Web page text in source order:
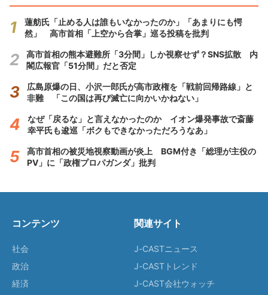
蓮舫氏「止める人は誰もいなかったのか」「あまりにも愕
然」 高市首相「上空から合掌」巡る投稿を批判
高市首相の熊本避難所「3分間」しか視察せず？SNS拡散 内
閣広報官「51分間」だと否定
広島原爆の日、小沢一郎氏が高市政権を「戦前回帰路線」と
非難 「この国は再び滅亡に向かいかねない」
なぜ「戻るな」と言えなかったのか イオン爆発事故で斎藤
幸平氏も逡巡「ボクもできなかっただろうなあ」
高市首相の被災地視察動画が炎上 BGM付き「総理が主役の
PV」に「政権プロパガンダ」批判
コンテンツ
社会
政治
経済
関連サイト
J-CASTニュース
J-CASTトレンド
J-CAST会社ウォッチ